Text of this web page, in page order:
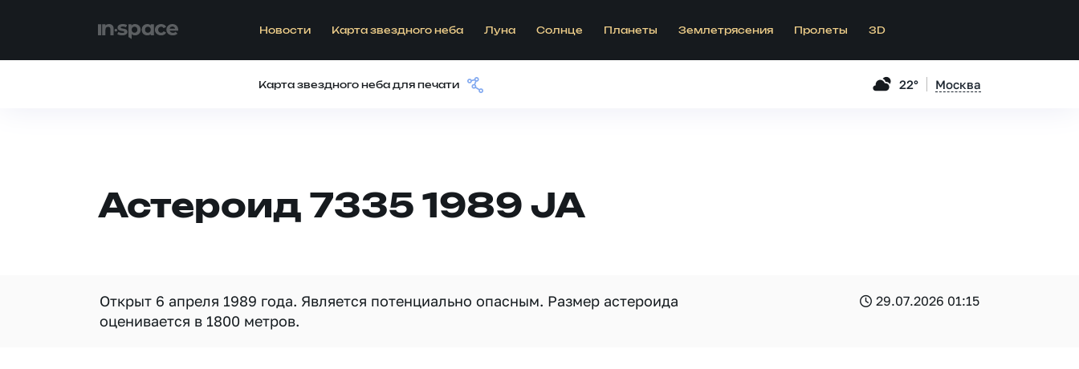
Новости Карта звездного неба Луна Солнце Планеты Землетрясения Пролеты 3D
Карта звездного неба для печати 22° Москва
Астероид 7335 1989 JA
Открыт 6 апреля 1989 года. Является потенциально опасным. Размер астероида
оценивается в 1800 метров.
29.07.2026 01:15